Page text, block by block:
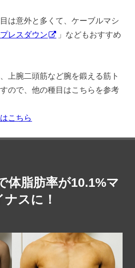
は意外と多くて、ケーブルマシ
レスダウン
」などもおすすめ
上腕二頭筋など腕を鍛える筋ト
ので、他の種目はこちらを参考
こちら
体脂肪率が10.1%マ
ナスに！